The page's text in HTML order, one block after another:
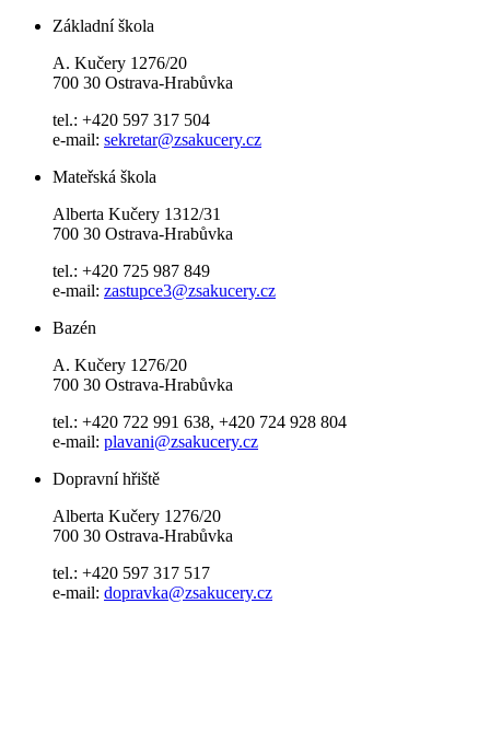
Základní škola
A. Kučery 1276/20
700 30 Ostrava-Hrabůvka
tel.: +420 597 317 504
e-mail: sekretar@zsakucery.cz
Mateřská škola
Alberta Kučery 1312/31
700 30 Ostrava-Hrabůvka
tel.: +420 725 987 849
e-mail: zastupce3@zsakucery.cz
Bazén
A. Kučery 1276/20
700 30 Ostrava-Hrabůvka
tel.: +420 722 991 638, +420 724 928 804
e-mail: plavani@zsakucery.cz
Dopravní hřiště
Alberta Kučery 1276/20
700 30 Ostrava-Hrabůvka
tel.: +420 597 317 517
e-mail: dopravka@zsakucery.cz